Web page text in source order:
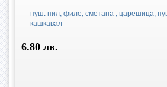
пуш. пил, филе, сметана , царешица,
кашкавал
6.80 лв.